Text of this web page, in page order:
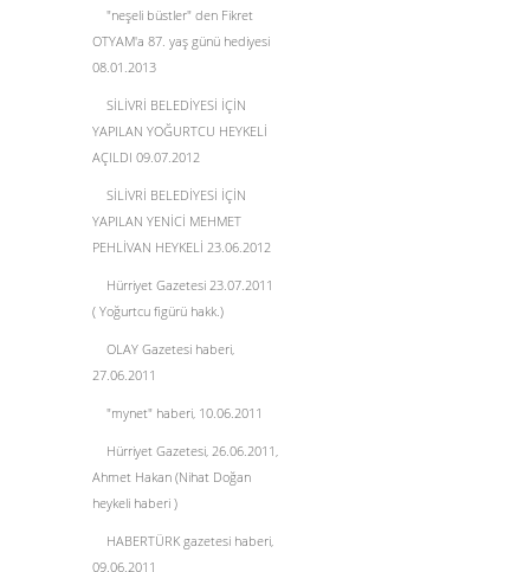
"neşeli büstler" den Fikret
OTYAM'a 87. yaş günü hediyesi
08.01.2013
SİLİVRİ BELEDİYESİ İÇİN
YAPILAN YOĞURTCU HEYKELİ
AÇILDI 09.07.2012
SİLİVRİ BELEDİYESİ İÇİN
YAPILAN YENİCİ MEHMET
PEHLİVAN HEYKELİ 23.06.2012
Hürriyet Gazetesi 23.07.2011
( Yoğurtcu figürü hakk.)
OLAY Gazetesi haberi,
27.06.2011
"mynet" haberi, 10.06.2011
Hürriyet Gazetesi, 26.06.2011,
Ahmet Hakan (Nihat Doğan
heykeli haberi )
HABERTÜRK gazetesi haberi,
09.06.2011